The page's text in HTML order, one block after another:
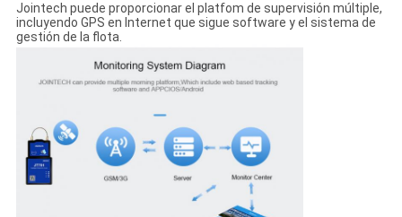
Jointech puede proporcionar el platfom de supervisión múltiple,
incluyendo GPS en Internet que sigue software y el sistema de
gestión de la flota.